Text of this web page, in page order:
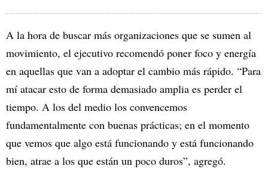
A la hora de buscar más organizaciones que se sumen al
movimiento, el ejecutivo recomendó poner foco y energía
en aquellas que van a adoptar el cambio más rápido. “Para
mí atacar esto de forma demasiado amplia es perder el
tiempo. A los del medio los convencemos
fundamentalmente con buenas prácticas; en el momento
que vemos que algo está funcionando y está funcionando
bien, atrae a los que están un poco duros”, agregó.